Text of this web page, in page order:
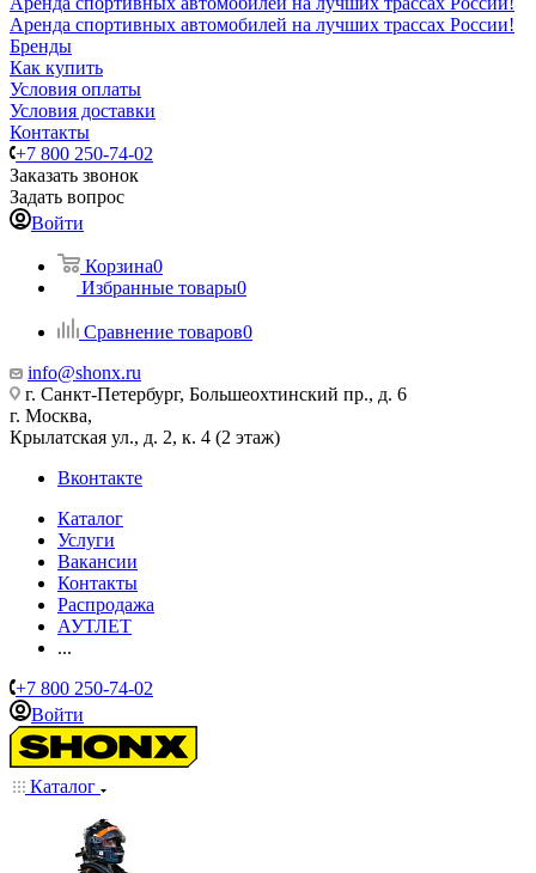
Аренда спортивных автомобилей на лучших трассах России!
Бренды
Как купить
Условия оплаты
Условия доставки
Контакты
+7 800 250-74-02
Заказать звонок
Задать вопрос
Войти
Корзина0
Избранные товары0
Сравнение товаров0
info@shonx.ru
г. Санкт-Петербург, Большеохтинский пр., д. 6
г. Москва,
Крылатская ул., д. 2, к. 4 (2 этаж)
Вконтакте
Каталог
Услуги
Вакансии
Контакты
Распродажа
АУТЛЕТ
...
+7 800 250-74-02
Войти
Каталог